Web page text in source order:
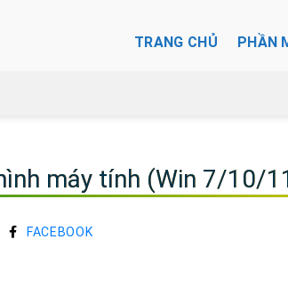
TRANG CHỦ PHẦN
máy tính (Win 7/10/
FACEBOOK